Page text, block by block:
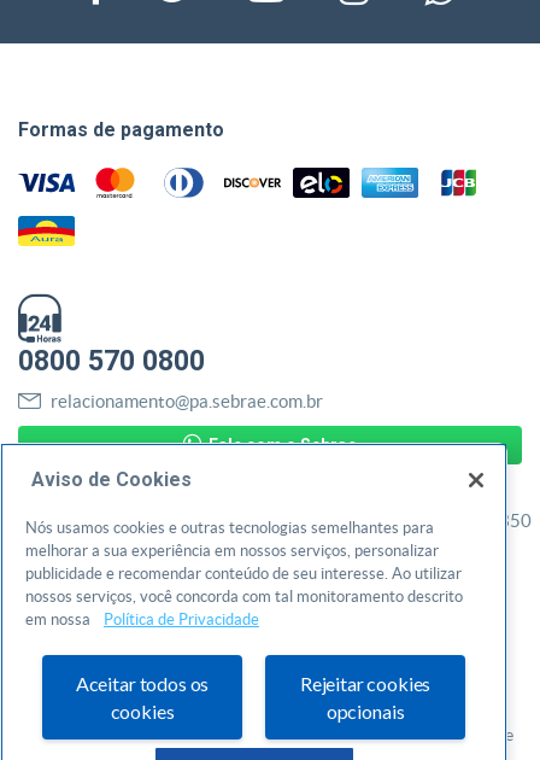
Formas de pagamento
0800 570 0800
relacionamento@pa.sebrae.com.br
Fale com o Sebrae
Rua Municipalidade, 1461, Umarizal - Belém/PA - CEP: 66050350
CNPJ: 05.081.187/0001-19
SAC
Política de privacidade
© 2026 Todos os direitos reservados. Serviço de Apoio às Micro e
Pequena Empresas do Pará
Aviso de Cookies
Nós usamos cookies e outras tecnologias semelhantes para
melhorar a sua experiência em nossos serviços, personalizar
publicidade e recomendar conteúdo de seu interesse. Ao utilizar
nossos serviços, você concorda com tal monitoramento descrito
em nossa
Política de Privacidade
Aceitar todos os
cookies
Rejeitar cookies
opcionais